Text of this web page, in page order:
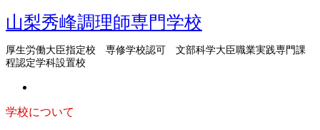
山梨秀峰調理師専門学校
厚生労働大臣指定校 専修学校認可 文部科学大臣職業実践専門課
程認定学科設置校
学校について